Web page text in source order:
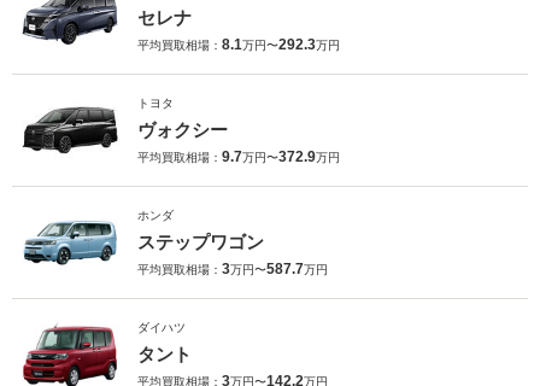
セレナ
平均買取相場： 8.1万円〜292.3万円
トヨタ
ヴォクシー
平均買取相場： 9.7万円〜372.9万円
ホンダ
ステップワゴン
平均買取相場： 3万円〜587.7万円
ダイハツ
タント
平均買取相場： 3万円〜142.2万円